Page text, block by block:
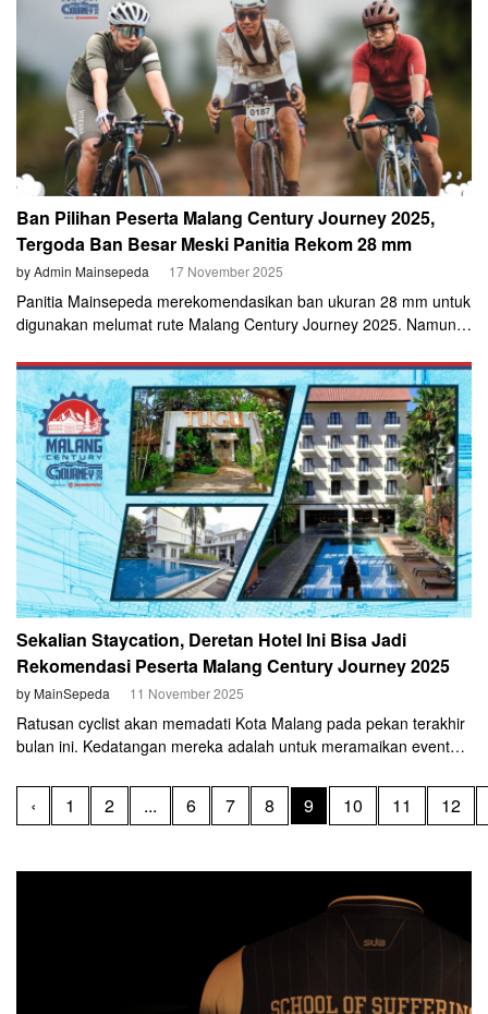
Ban Pilihan Peserta Malang Century Journey 2025,
Tergoda Ban Besar Meski Panitia Rekom 28 mm
by Admin Mainsepeda 17 November 2025
Panitia Mainsepeda merekomendasikan ban ukuran 28 mm untuk
digunakan melumat rute Malang Century Journey 2025. Namun,
lebar.
Sekalian Staycation, Deretan Hotel Ini Bisa Jadi
Rekomendasi Peserta Malang Century Journey 2025
by MainSepeda 11 November 2025
Ratusan cyclist akan memadati Kota Malang pada pekan terakhir
bulan ini. Kedatangan mereka adalah untuk meramaikan event
30 November mendatang. Nah, mumpung di Malang, Anda bisa
sekalian berlibur mengajak sanak saudara dan keluarga. Kota
‹ 1 2 ... 6 7 8 9 10 11 12